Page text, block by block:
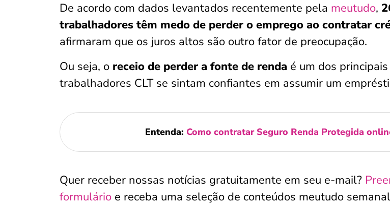
De acordo com dados levantados recentemente pela meutudo,
trabalhadores têm medo de perder o emprego ao contratar
afirmaram que os juros altos são outro fator de preocupação.
Ou seja, o receio de perder a fonte de renda é um dos
trabalhadores CLT se sintam confiantes em assumir um
Entenda: Como contratar Seguro Renda Protegida
Quer receber nossas notícias gratuitamente em seu e-mail?
formulário e receba uma seleção de conteúdos meutudo